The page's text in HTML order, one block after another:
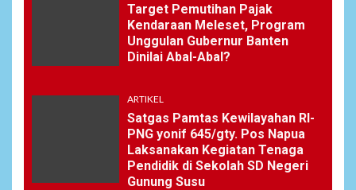
Target Pemutihan Pajak
Kendaraan Meleset, Program
Unggulan Gubernur Banten
Dinilai Abal-Abal?
ARTIKEL
Satgas Pamtas Kewilayahan RI-
PNG yonif 645/gty. Pos Napua
Laksanakan Kegiatan Tenaga
Pendidik di Sekolah SD Negeri
Gunung Susu